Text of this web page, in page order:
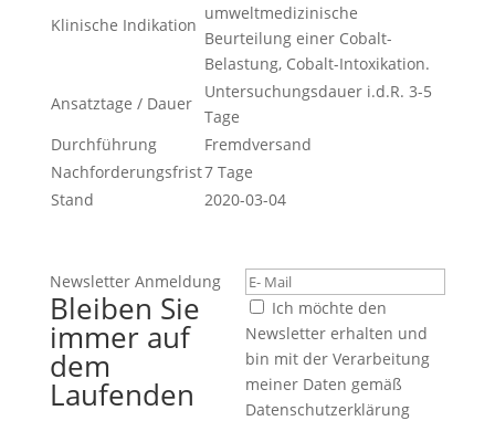
Klinische Indikation
umweltmedizinische
Beurteilung einer Cobalt-
Belastung, Cobalt-Intoxikation.
Ansatztage / Dauer
Untersuchungsdauer i.d.R. 3-5
Tage
Durchführung
Fremdversand
Nachforderungsfrist7 Tage
Stand
2020-03-04
Newsletter Anmeldung
Bleiben Sie
immer auf
dem
Laufenden
Ich möchte den
Newsletter erhalten und
bin mit der Verarbeitung
meiner Daten gemäß
Datenschutzerklärung